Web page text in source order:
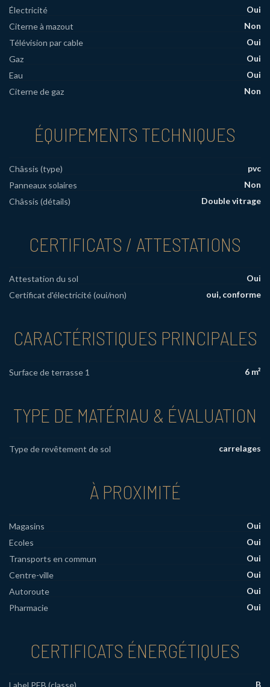
Électricité
Oui
Citerne à mazout
Non
Télévision par cable
Oui
Gaz
Oui
Eau
Oui
Citerne de gaz
Non
ÉQUIPEMENTS TECHNIQUES
Châssis (type)
pvc
Panneaux solaires
Non
Châssis (détails)
Double vitrage
CERTIFICATS / ATTESTATIONS
Attestation du sol
Oui
Certificat d'électricité (oui/non)
oui, conforme
CARACTÉRISTIQUES PRINCIPALES
Surface de terrasse 1 6 m²
TYPE DE MATÉRIAU & ÉVALUATION
Type de revêtement de sol carrelages
À PROXIMITÉ
Magasins
Oui
Ecoles
Oui
Transports en commun
Oui
Centre-ville
Oui
Autoroute
Oui
Pharmacie
Oui
CERTIFICATS ÉNERGÉTIQUES
Label PEB (classe) B